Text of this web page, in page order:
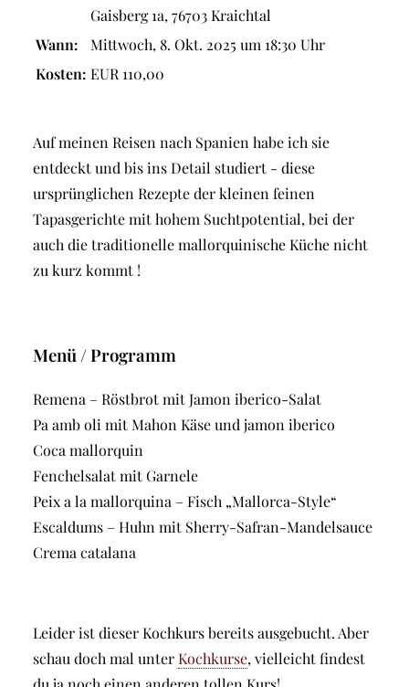
Gaisberg 1a, 76703 Kraichtal
Wann:
Mittwoch, 8. Okt. 2025 um 18:30 Uhr
Kosten: EUR 110,00
Auf meinen Reisen nach Spanien habe ich sie
entdeckt und bis ins Detail studiert - diese
ursprünglichen Rezepte der kleinen feinen
Tapasgerichte mit hohem Suchtpotential, bei der
auch die traditionelle mallorquinische Küche nicht
zu kurz kommt !
Menü / Programm
Remena – Röstbrot mit Jamon iberico-Salat
Pa amb oli mit Mahon Käse und jamon iberico
Coca mallorquin
Fenchelsalat mit Garnele
Peix a la mallorquina – Fisch „Mallorca-Style“
Escaldums – Huhn mit Sherry-Safran-Mandelsauce
Crema catalana
Leider ist dieser Kochkurs bereits ausgebucht. Aber
schau doch mal unterKochkurse, vielleicht findest